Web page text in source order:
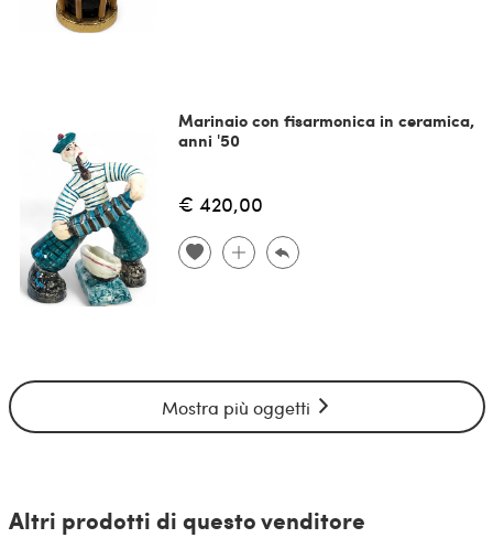
Marinaio con fisarmonica in ceramica,
anni '50
€ 420,00
Mostra più oggetti
Altri prodotti di questo venditore